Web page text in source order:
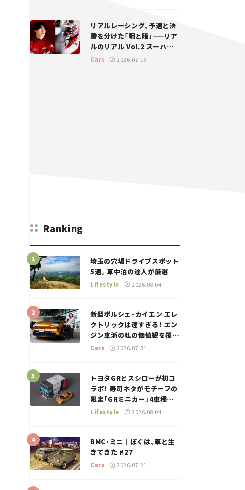
リアルレーシング、予選と決
勝を分けた「明と暗」——リア
ルのリアル Vol.2 スーパー
GT 2026開幕戦 岡山国際サ
Cars 2026.07.16
Ranking
埼玉の穴場ドライブスポット
5選。車中泊の達人が厳選
Lifestyle 2026.08.04
新型ポルシェ・カイエン エレ
クトリックは速すぎる！ エン
ジン車派の私の価値観を覆し
た、新しいポルシェの走り。
Cars 2026.07.31
トヨタGRとスシローが初コ
ラボ！ 寿司ネタがモチーフの
限定「GRミニカー」4車種が
登場。入手方法は？【クルマ
Lifestyle 2026.08.04
BMC・ミニ｜ぼくは、車と生
きてきた #27
Cars 2026.07.21